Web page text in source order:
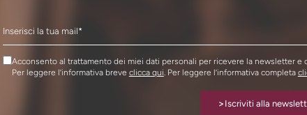
Acconsento al trattamento dei miei dati personali per ricevere la newsletter e
Per leggere l’informativa breve clicca qui . Per leggere l’informativa completa
> Iscriviti alla